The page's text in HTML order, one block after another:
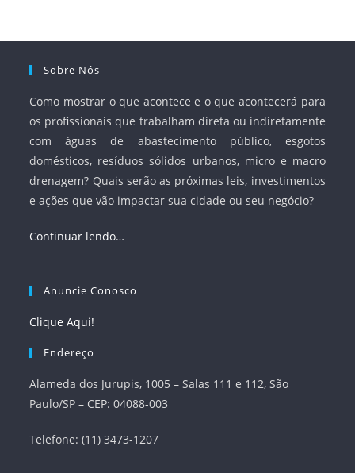
Sobre Nós
Como mostrar o que acontece e o que acontecerá para
os profissionais que trabalham direta ou indiretamente
com águas de abastecimento público, esgotos
domésticos, resíduos sólidos urbanos, micro e macro
drenagem? Quais serão as próximas leis, investimentos
e ações que vão impactar sua cidade ou seu negócio?
Continuar lendo…
Anuncie Conosco
Clique Aqui!
Endereço
Alameda dos Jurupis, 1005 – Salas 111 e 112, São
Paulo/SP – CEP: 04088-003
Telefone: (11) 3473-1207